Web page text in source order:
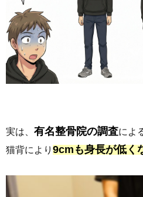
実は、 有名整骨院の調査によ
猫背により 9cmも身長が低く